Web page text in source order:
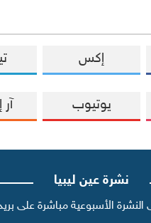
إكس
يوتيوب
نشرة عين ليبيا
الأسبوعية مباشرة على